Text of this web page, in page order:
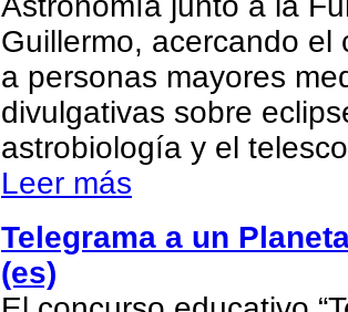
Guillermo, acercando
a personas mayores
divulgativas sobre
astrobiología y el
Leer más
Telegrama a un
(es)